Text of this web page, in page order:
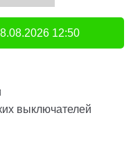
12:50
выключателей